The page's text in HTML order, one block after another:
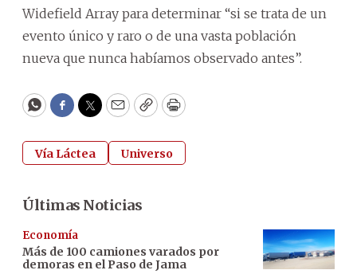
Widefield Array para determinar “si se trata de un
evento único y raro o de una vasta población
nueva que nunca habíamos observado antes”.
WhatsApp
Facebook
Twitter
EmailCopyPrint
Vía Láctea Universo
Últimas Noticias
Economía
Más de 100 camiones varados por
demoras en el Paso de Jama